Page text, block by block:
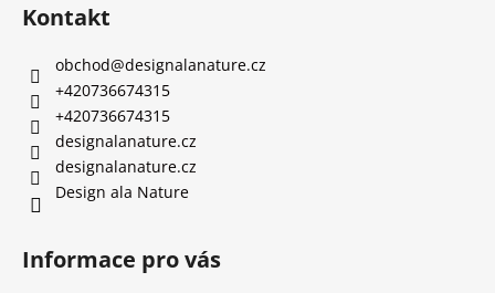
Kontakt
obchod@designalanature.cz
+420736674315
+420736674315
designalanature.cz
designalanature.cz
Design ala Nature
Informace pro vás